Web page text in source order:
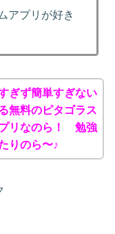
アプリが好き
ぎず簡単すぎない
無料のピタゴラス
リなのら！ 勉強
りのら〜♪